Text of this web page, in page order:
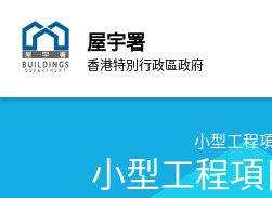
屋宇署
香港特別行政區政府
小型工程
小型工程